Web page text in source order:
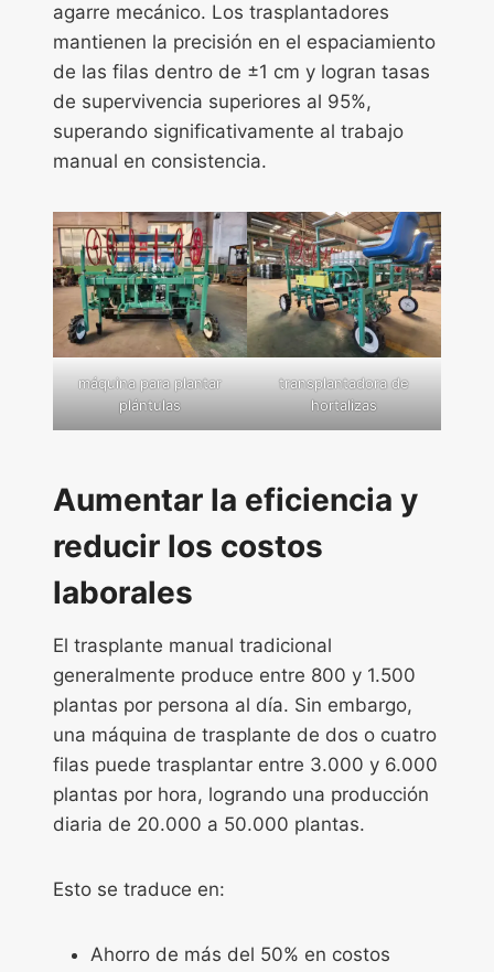
agarre mecánico. Los trasplantadores
mantienen la precisión en el espaciamiento
de las filas dentro de ±1 cm y logran tasas
de supervivencia superiores al 95%,
superando significativamente al trabajo
manual en consistencia.
máquina para plantar
plántulas
transplantadora de
hortalizas
Aumentar la eficiencia y
reducir los costos
laborales
El trasplante manual tradicional
generalmente produce entre 800 y 1.500
plantas por persona al día. Sin embargo,
una máquina de trasplante de dos o cuatro
filas puede trasplantar entre 3.000 y 6.000
plantas por hora, logrando una producción
diaria de 20.000 a 50.000 plantas.
Esto se traduce en:
Ahorro de más del 50% en costos